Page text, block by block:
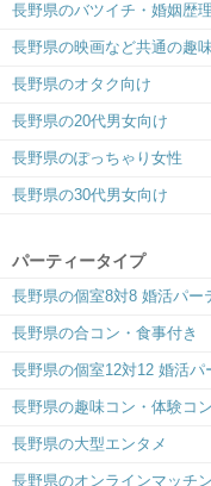
長野県のバツイチ・婚姻歴
長野県の映画など共通の趣
長野県のオタク向け
長野県の20代男女向け
長野県のぽっちゃり女性
長野県の30代男女向け
パーティータイプ
長野県の個室8対8 婚活パー
長野県の合コン・食事付き
長野県の個室12対12 婚活パ
長野県の趣味コン・体験コン
長野県の大型エンタメ
長野県のオンラインマッチ